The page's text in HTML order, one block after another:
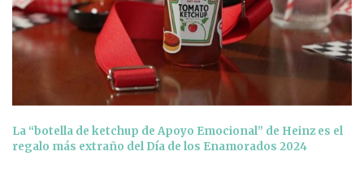
La “botella de ketchup de Apoyo Emocional” de Heinz es el
regalo más extraño del Día de los Enamorados 2024